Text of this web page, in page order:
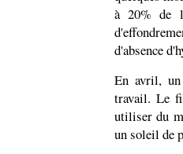
à 20% de
d'absence
En avril,
travail. Le
utiliser du
un soleil de